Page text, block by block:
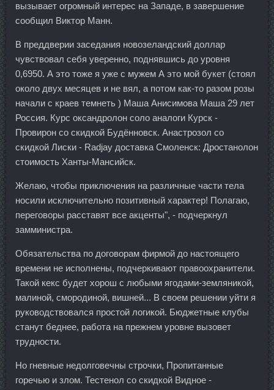
вызывает огромный интерес на Западе, в завершение
сообщил Виктор Манн.
В преддверии заседания новозеландский доллар
чувствовал себя уверенно, поднявшись до уровня
0,6950. А это тоже я уже с мужем А это мой букет (стоял
около двух месяцев и не вял, а потом как-то разом розы
начали с краев темнеть ) Маша Анисимова Маша 29 лет
Россия. Курс оксандролон соло аналоги Курск -
Провирон со скидкой Будённовск. Анастрозол со
скидкой Лиски - Radjay доставка Смоленск: Дростанолон
стоимость Ханты-Мансийск.
Желаю, чтобы приключения на различные части тела
носили исключительно позитивный характер! Полагаю,
переговоры расставят все акценты", - подчеркнул
замминистра.
Обязательства по договорам фирмой до настоящего
времени не исполнены, подчеркивают правоохранители.
Такой кекс будет хорош с любыми ягодами-земляникой,
малиной, смородиной, вишней... В своем решении уйти я
руководствовался простой логикой. Бюджетные клубы
станут беднее, работа на прежнем уровне вызовет
трудности.
Но гневные недолговечны строчки, Пропитанные
горечью и злом. Тестенол со скидкой Видное -